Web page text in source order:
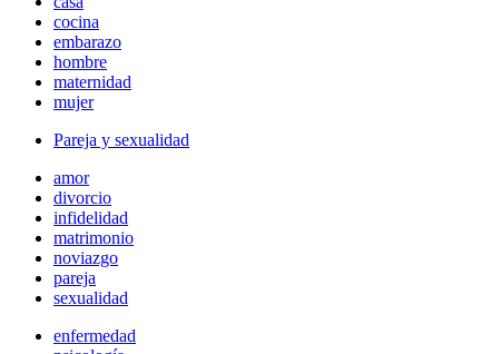
cocina
embarazo
hombre
maternidad
mujer
Pareja y sexualidad
amor
divorcio
infidelidad
matrimonio
noviazgo
pareja
sexualidad
enfermedad